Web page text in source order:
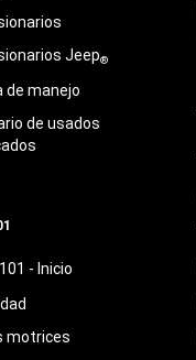
Jeep®
de manejo
de usados
- Inicio
motrices